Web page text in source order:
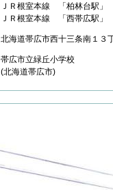
ＪＲ根室本線 「柏林台駅
ＪＲ根室本線 「西帯広駅
北海道帯広市西十三条南１
帯広市立緑丘小学校
(北海道帯広市)